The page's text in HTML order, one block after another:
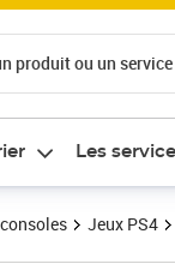
produit ou un
Les
Jeux PS4